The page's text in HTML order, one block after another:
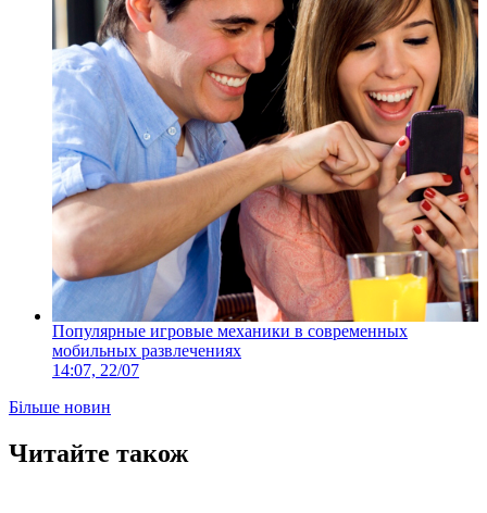
Популярные игровые механики в современных
мобильных развлечениях
14:07, 22/07
Більше новин
Читайте також